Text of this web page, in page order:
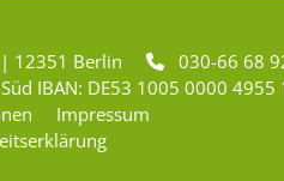
| 12351 Berlin  030-66 68
IBAN: DE53 1005 0000 4955
Impressum